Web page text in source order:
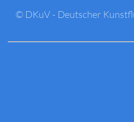
© DKuV - Deutscher